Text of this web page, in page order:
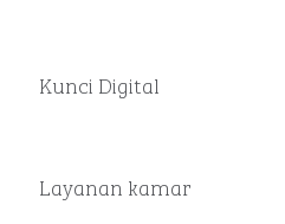
Kunci Digital
Layanan kamar